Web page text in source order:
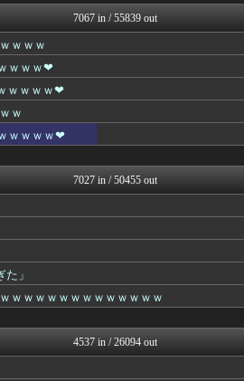
なんJクエスト
不思議.net - 5ch...
いたしん！
哲学ニュースnwk
キニ速
マジキチ速報
ラビット速報
なんJクエスト
なんJクエスト
(*ﾟ∀ﾟ)ゞカガクニュー...
妹はVIPPER
なんJミュージアム
スコールちゃんねる｜２ちゃ...
7067 in / 55839 out
ｗｗｗ
ｗｗｗ❤
ｗｗｗｗ❤
ｗ
ｗｗｗｗ❤
7027 in / 50455 out
」
ｗｗｗｗｗｗｗｗｗｗｗｗｗ
4537 in / 26094 out